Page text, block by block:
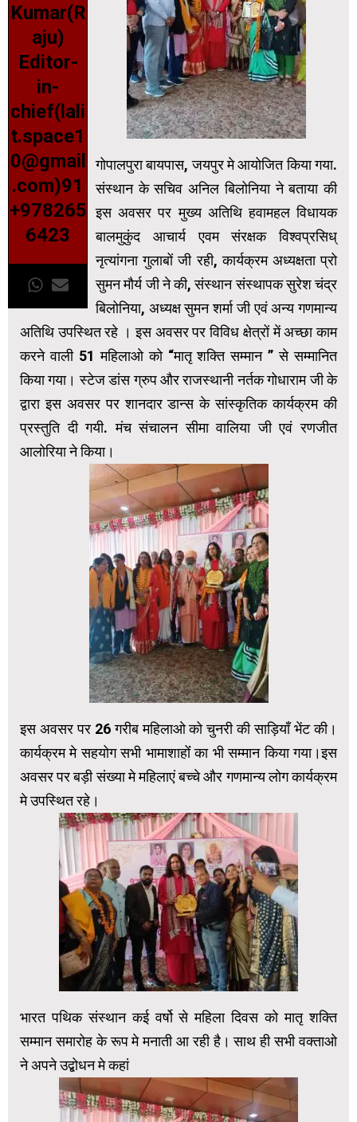
Kumar(R
aju)
Editor-
in-
chief(lali
t.space1
0@gmail
.com)91
+978265
6423
गोपालपुरा बायपास, जयपुर मे आयोजित किया गया.
संस्थान के सचिव अनिल बिलोनिया ने बताया की
इस अवसर पर मुख्य अतिथि हवामहल विधायक
बालमुकुंद आचार्य एवम संरक्षक विश्वप्रसिध्
नृत्यांगना गुलाबों जी रही, कार्यक्रम अध्यक्षता प्रो
सुमन मौर्य जी ने की, संस्थान संस्थापक सुरेश चंद्र
बिलोनिया, अध्यक्ष सुमन शर्मा जी एवं अन्य गणमान्य
अतिथि उपस्थित रहे । इस अवसर पर विविध क्षेत्रों में अच्छा काम
करने वाली 51 महिलाओ को “मातृ शक्ति सम्मान ” से सम्मानित
किया गया। स्टेज डांस ग्रुप और राजस्थानी नर्तक गोधाराम जी के
द्वारा इस अवसर पर शानदार डान्स के सांस्कृतिक कार्यक्रम की
प्रस्तुति दी गयी. मंच संचालन सीमा वालिया जी एवं रणजीत
आलोरिया ने किया।
इस अवसर पर 26 गरीब महिलाओ को चुनरी की साड़ियाँ भेंट की।
कार्यक्रम मे सहयोग सभी भामाशाहोंं का भी सम्मान किया गया।इस
अवसर पर बड़ी संख्या मे महिलाएं बच्चे और गणमान्य लोग कार्यक्रम
मे उपस्थित रहे।
भारत पथिक संस्थान कई वर्षो से महिला दिवस को मातृ शक्ति
सम्मान समारोह के रूप मे मनाती आ रही है। साथ ही सभी वक्ताओ
ने अपने उद्बोधन मे कहां